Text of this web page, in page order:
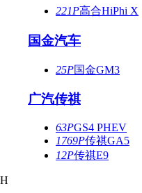
221P高合HiPhi X
国金汽车
25P国金GM3
广汽传祺
63PGS4 PHEV
1769P传祺GA5
12P传祺E9
H